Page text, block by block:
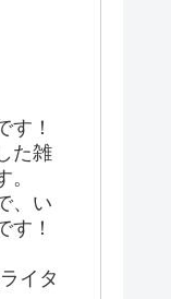
す！
た雑
、い
す！
イタ